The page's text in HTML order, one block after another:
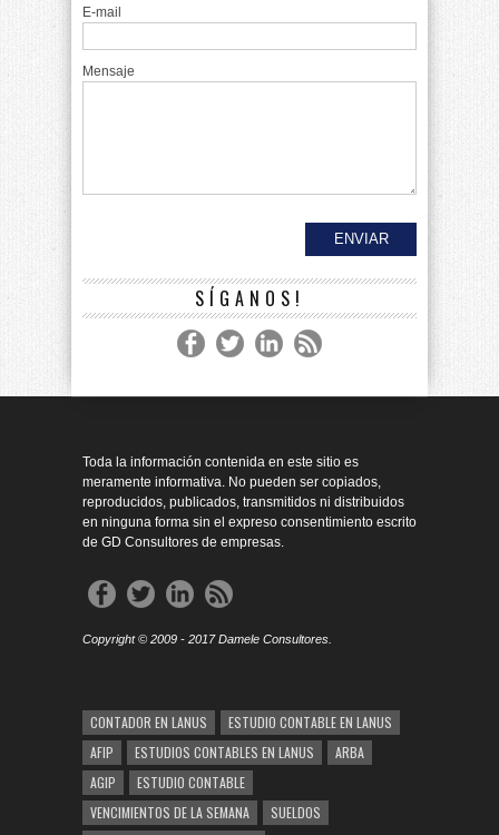
E-mail
Mensaje
SÍGANOS!
Toda la información contenida en este sitio es
meramente informativa. No pueden ser copiados,
reproducidos, publicados, transmitidos ni distribuidos
en ninguna forma sin el expreso consentimiento escrito
de GD Consultores de empresas.
Copyright © 2009 - 2017 Damele Consultores.
CONTADOR EN LANUS
ESTUDIO CONTABLE EN LANUS
AFIP
ESTUDIOS CONTABLES EN LANUS
ARBA
AGIP
ESTUDIO CONTABLE
VENCIMIENTOS DE LA SEMANA
SUELDOS